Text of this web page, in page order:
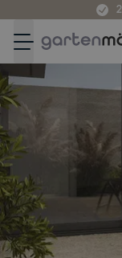
Zum Inhalt springen